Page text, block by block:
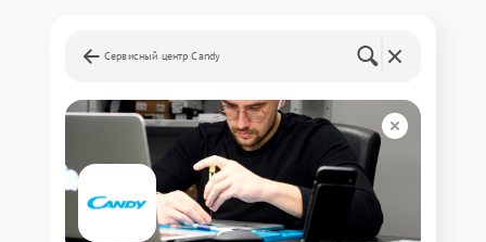
Сервисный центр Candy